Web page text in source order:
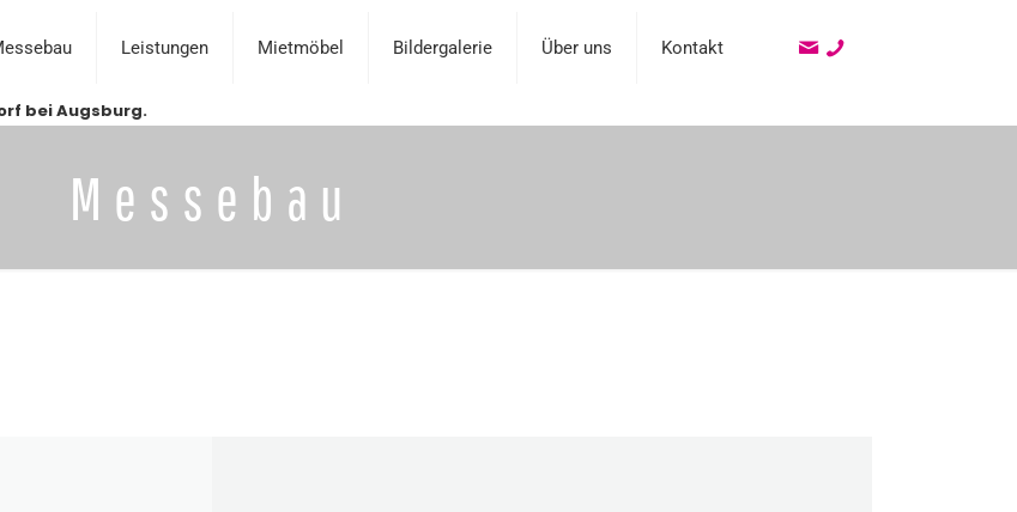
Leistungen Mietmöbel Bildergalerie Über uns Kontakt
bei Augsburg.
Messebau